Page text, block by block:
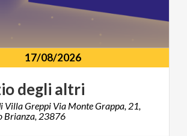
17/08/2026
degli altri
Villa Greppi Via Monte Grappa, 21,
Brianza, 23876